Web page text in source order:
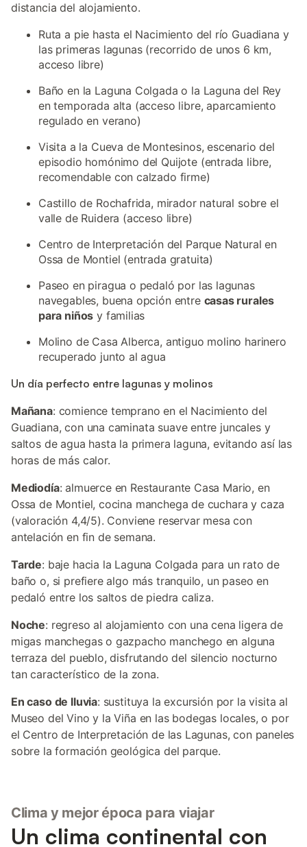
distancia del alojamiento.
Ruta a pie hasta el Nacimiento del río Guadiana y
las primeras lagunas (recorrido de unos 6 km,
acceso libre)
Baño en la Laguna Colgada o la Laguna del Rey
en temporada alta (acceso libre, aparcamiento
regulado en verano)
Visita a la Cueva de Montesinos, escenario del
episodio homónimo del Quijote (entrada libre,
recomendable con calzado firme)
Castillo de Rochafrida, mirador natural sobre el
valle de Ruidera (acceso libre)
Centro de Interpretación del Parque Natural en
Ossa de Montiel (entrada gratuita)
Paseo en piragua o pedaló por las lagunas
navegables, buena opción entre casas rurales
para niños y familias
Molino de Casa Alberca, antiguo molino harinero
recuperado junto al agua
Un día perfecto entre lagunas y molinos
Mañana: comience temprano en el Nacimiento del
Guadiana, con una caminata suave entre juncales y
saltos de agua hasta la primera laguna, evitando así las
horas de más calor.
Mediodía: almuerce en Restaurante Casa Mario, en
Ossa de Montiel, cocina manchega de cuchara y caza
(valoración 4,4/5). Conviene reservar mesa con
antelación en fin de semana.
Tarde: baje hacia la Laguna Colgada para un rato de
baño o, si prefiere algo más tranquilo, un paseo en
pedaló entre los saltos de piedra caliza.
Noche: regreso al alojamiento con una cena ligera de
migas manchegas o gazpacho manchego en alguna
terraza del pueblo, disfrutando del silencio nocturno
tan característico de la zona.
En caso de lluvia: sustituya la excursión por la visita al
Museo del Vino y la Viña en las bodegas locales, o por
el Centro de Interpretación de las Lagunas, con paneles
sobre la formación geológica del parque.
Clima y mejor época para viajar
Un clima continental con